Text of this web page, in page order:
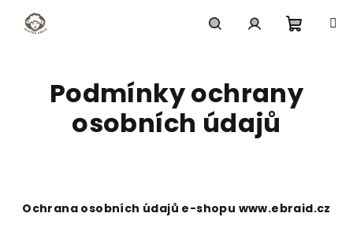
obsah
košík
Podmínky ochrany
osobních údajů
Ochrana osobních údajů e-shopu www.ebraid.cz